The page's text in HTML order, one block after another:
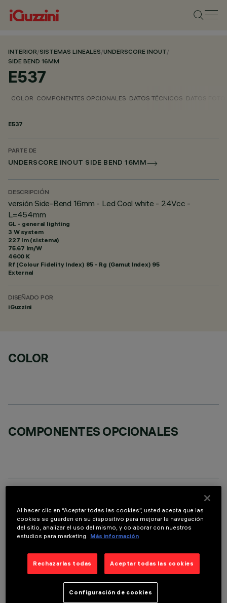
INTERIOR/SISTEMAS LINEALES/UNDERSCORE INOUT/
SIDE BEND 16MM
E537
COLOR COMPONENTES OPCIONALES DATOS TÉCNICOS DATOS
E537
PARTE DE
UNDERSCORE INOUT SIDE BEND 16MM
DESCRIPCIÓN
versión Side-Bend 16mm - Led Cool white - 24Vcc -
L=454mm
GL - general lighting
3 W system
227 lm (sistema)
75.67 lm/W
4600 K
Rf (Colour Fidelity Index) 85 - Rg (Gamut Index) 95
External
DISEÑADO POR
iGuzzini
COLOR
COMPONENTES OPCIONALES
DATOS TÉCNICOS
ÚLTIMA ACTUALIZACIÓN: 06/08/2026
Luminaria para iluminación lineal de arquitecturas de interiores
o exteriores - con leds monocromáticos cool white -
realizada sobre un circuito flexible blanco de 24Vcc,
L=454mm. Circuito led completamente encapsulado IP68
Al hacer clic en “Aceptar todas las cookies”, usted acepta que las
cookies se guarden en su dispositivo para mejorar la navegación
del sitio, analizar el uso del mismo, y colaborar con nuestros
estudios para marketing. Más información
Rechazarlas todas Aceptar todas las cookies
Configuración de cookies